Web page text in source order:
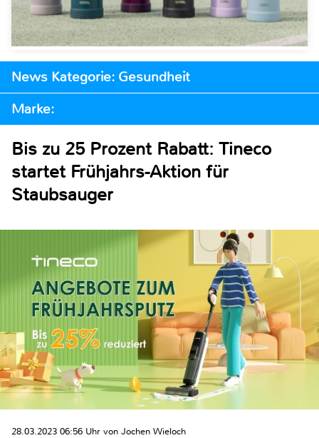
News Kategorie: Gesundheit
Marke:
Bis zu 25 Prozent Rabatt: Tineco
startet Frühjahrs-Aktion für
Staubsauger
28.03.2023 06:56 Uhr von Jochen Wieloch